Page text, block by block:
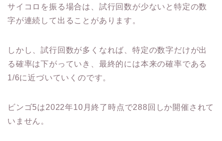
サイコロを振る場合は、試行回数が少ないと特定の数
字が連続して出ることがあります。
しかし、試行回数が多くなれば、特定の数字だけが出
る確率は下がっていき、最終的には本来の確率である
1/6に近づいていくのです。
ビンゴ5は2022年10月終了時点で288回しか開催されて
いません。